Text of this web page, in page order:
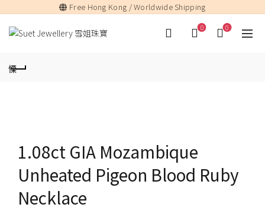
Free Hong Kong / Worldwide Shipping
0 0
1.08ct GIA Mozambique
Unheated Pigeon Blood Ruby
Necklace